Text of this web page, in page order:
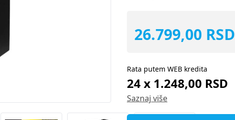
26.799,00 RSD
Rata putem WEB kredita
24 x 1.248,00 RSD
Saznaj više